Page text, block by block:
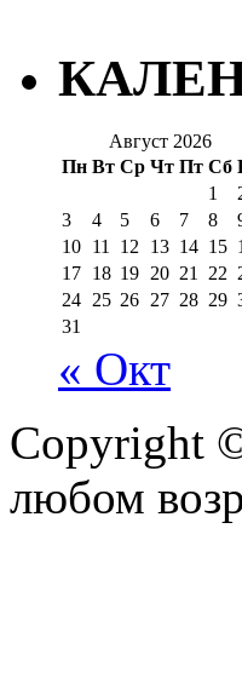
Август 2026
Пн Вт Ср Чт Пт Сб
1
3
4 5 6 7 8
10 11 12 13 14 15
17 18 19 20 21 22
24 25 26 27 28 29
31
« Окт
Copyright
любом